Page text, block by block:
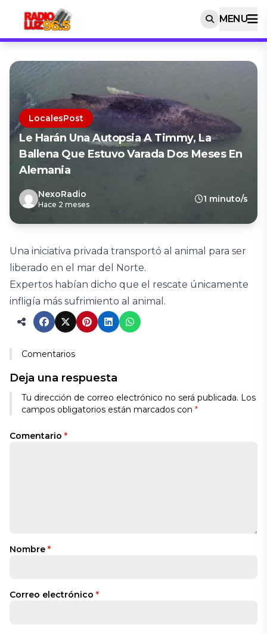
MENU
LocalesPost
Le Harán Una Autopsia A Timmy, La
Ballena Que Estuvo Varada Dos Meses En
Alemania
NexoRadio
Hace 2 meses
1 minuto/s
Una iniciativa privada transportó al animal para ser
liberado en el mar del Norte.
Expertos habían dicho que el rescate únicamente
infligía más sufrimiento al animal.
Comentarios
Deja una respuesta
Tu dirección de correo electrónico no será publicada. Los
campos obligatorios están marcados con *
Comentario *
Nombre *
Correo electrónico *